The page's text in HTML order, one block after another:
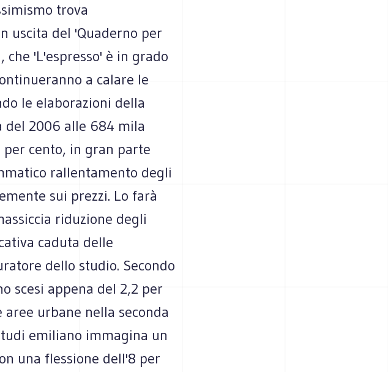
trova
uscita del 'Quaderno per
'L'espresso' è in grado
a calare le
le elaborazioni della
del 2006 alle 684 mila
cento, in gran parte
rallentamento degli
sui prezzi. Lo farà
riduzione degli
caduta delle
dello studio. Secondo
scesi appena del 2,2 per
urbane nella seconda
emiliano immagina un
una flessione dell'8 per